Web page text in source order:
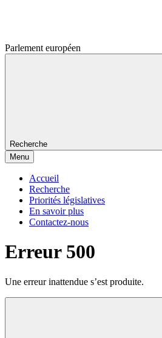
Parlement européen
Recherche
Menu
Accueil
Recherche
Priorités législatives
En savoir plus
Contactez-nous
Erreur 500
Une erreur inattendue s’est produite.